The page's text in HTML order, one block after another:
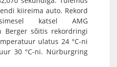
kiireima auto. Rekord
katsel AMG
Berger sõitis rekordringi
ulatus 24 °C-ni
30 °C-ni. Nürburgring